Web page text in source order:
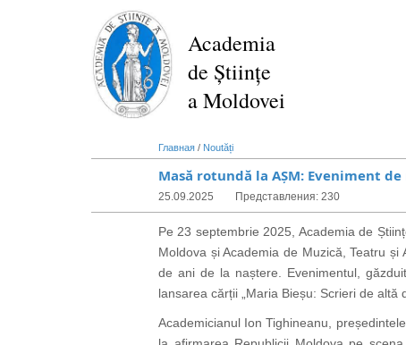
Academia
de Științe
a Moldovei
Главная / Noutăți
Masă rotundă la AȘM: Eveniment
25.09.2025 Представления: 230
Pe 23 septembrie 2025, Academia de
Moldova și Academia de Muzică, Teatru
de ani de la naștere. Evenimentul,
lansarea cărții „Maria Bieșu: Scrieri de
Academicianul Ion Tighineanu,